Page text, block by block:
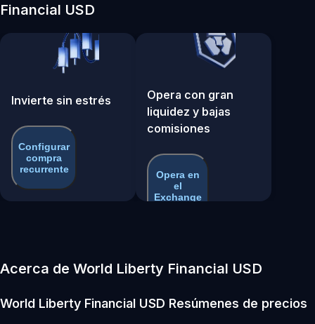
Financial USD
Invierte sin estrés
Configurar
compra
recurrente
Opera con gran
liquidez y bajas
comisiones
Opera en
el
Exchange
Acerca de World Liberty Financial USD
World Liberty Financial USD Resúmenes de precios